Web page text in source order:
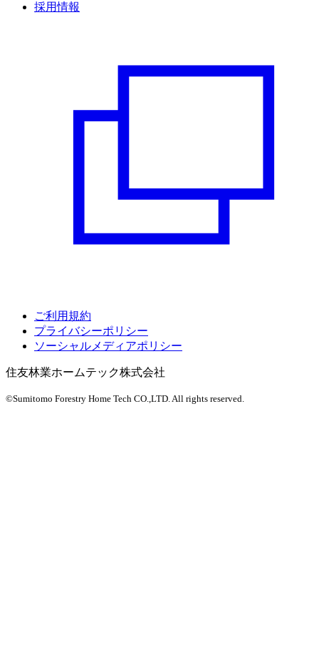
採用情報
ご利用規約
プライバシーポリシー
ソーシャルメディアポリシー
住友林業ホームテック株式会社
©Sumitomo Forestry Home Tech CO.,LTD.All rights reserved.